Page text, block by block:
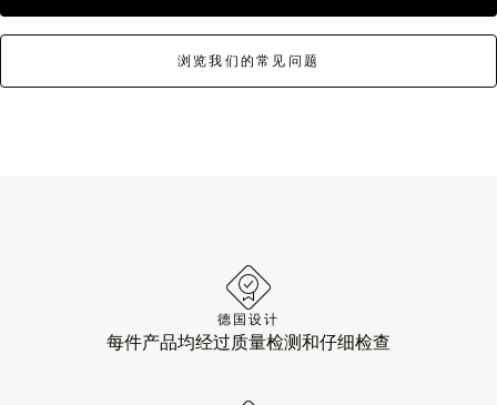
浏览我们的常见问题
德国设计
每件产品均经过质量检测和仔细检查